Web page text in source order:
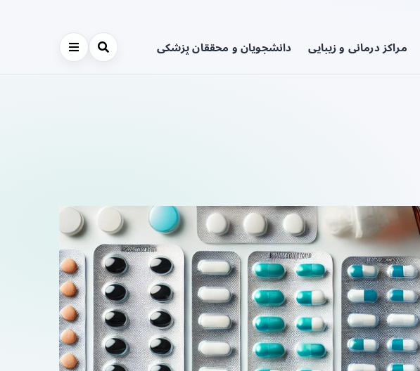
مراکز درمانی و زیبایی دانشجویان و محققان پزشکی